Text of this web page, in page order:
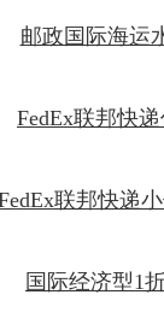
邮政国际海运
FedEx联邦快
联邦快递
国际经济型1